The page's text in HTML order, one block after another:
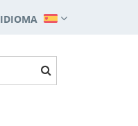
IDIOMA